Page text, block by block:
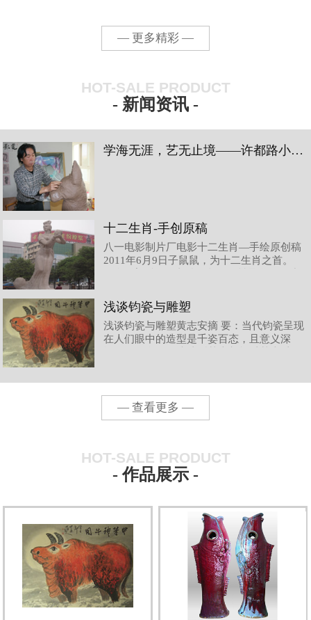
— 更多精彩 —
HOT-SALE PRODUCT
- 新闻资讯 -
学海无涯，艺无止境——许都路小学三四中队蓝花小队陶瓷艺术学习之旅
十二生肖-手创原稿
八一电影制片厂电影十二生肖—手绘原创稿
2011年6月9日子鼠鼠，为十二生肖之首。
瓷雕塑‚牛‛，豪放自然，犄牛形象特征突
出，生动有力，牛气冲天。表现了‚牛‛朴
实、憨厚、勤劳、奉献的精神内涵。寅虎在
中国几千年的文明史中，虎，威风凛
浅谈钧瓷与雕塑
浅谈钧瓷与雕塑黄志安摘 要：当代钧瓷呈现
在人们眼中的造型是千姿百态，且意义深
生机，尤其是而随着西方雕塑的进入，对现
代钧瓷造型产生了不可估量的影响，在
— 查看更多 —
HOT-SALE PRODUCT
- 作品展示 -